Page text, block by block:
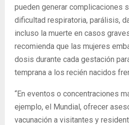
pueden generar complicaciones
dificultad respiratoria, parálisis,
incluso la muerte en casos
recomienda que las mujeres
dosis durante cada gestación
temprana a los recién nacidos
“En eventos o concentraciones
ejemplo, el Mundial, ofrecer
vacunación a visitantes y